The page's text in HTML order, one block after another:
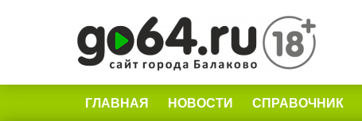
ГЛАВНАЯ НОВОСТИ СПРАВОЧНИК